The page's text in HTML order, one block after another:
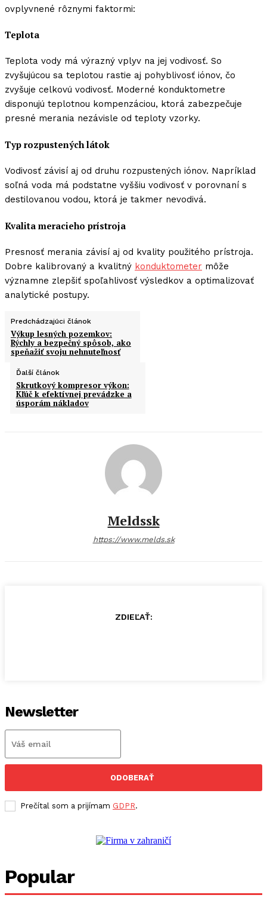
ovplyvnené rôznymi faktormi:
Teplota
Teplota vody má výrazný vplyv na jej vodivosť. So
zvyšujúcou sa teplotou rastie aj pohyblivosť iónov, čo
zvyšuje celkovú vodivosť. Moderné konduktometre
disponujú teplotnou kompenzáciou, ktorá zabezpečuje
presné merania nezávisle od teploty vzorky.
Typ rozpustených látok
Vodivosť závisí aj od druhu rozpustených iónov. Napríklad
soľná voda má podstatne vyššiu vodivosť v porovnaní s
destilovanou vodou, ktorá je takmer nevodivá.
Kvalita meracieho prístroja
Presnosť merania závisí aj od kvality použitého prístroja.
Dobre kalibrovaný a kvalitný konduktometer môže
významne zlepšiť spoľahlivosť výsledkov a optimalizovať
analytické postupy.
Predchádzajúci článok
Výkup lesných pozemkov:
Rýchly a bezpečný spôsob, ako
speňažiť svoju nehnuteľnosť
Ďalší článok
Skrutkový kompresor výkon:
Kľúč k efektívnej prevádzke a
úsporám nákladov
Meldssk
https://www.melds.sk
ZDIEĽAŤ:
Newsletter
ODOBERAŤ
Prečítal som a prijímam GDPR.
Popular